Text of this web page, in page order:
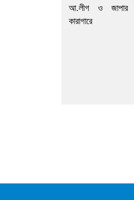
আ.লীগ ও জাপার
কারাগারে